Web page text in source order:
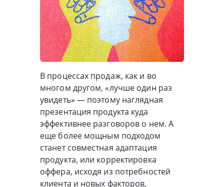
В процессах продаж, как и во
многом другом, «лучше один раз
увидеть» — поэтому наглядная
презентация продукта куда
эффективнее разговоров о нем. А
еще более мощным подходом
станет совместная адаптация
продукта, или корректировка
оффера, исходя из потребностей
клиента и новых факторов,